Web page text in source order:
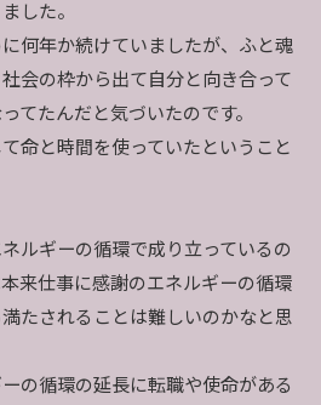
した。
何年か続けていましたが、ふと魂
会の枠から出て自分と向き合って
てたんだと気づいたのです。
命と時間を使っていたということ
ルギーの循環で成り立っているの
来仕事に感謝のエネルギーの循環
たされることは難しいのかなと思
の循環の延長に転職や使命がある